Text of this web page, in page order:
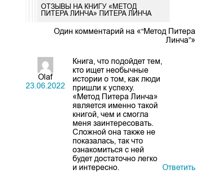
ОТЗЫВЫ НА КНИГУ «МЕТОД
ПИТЕРА ЛИНЧА» ПИТЕРА ЛИНЧА
Один комментарий на «“Метод Питера
Линча”»
Olaf
23.06.2022
Книга, что подойдет тем,
кто ищет необычные
истории о том, как люди
пришли к успеху.
«Метод Питера Линча»
является именно такой
книгой, чем и смогла
меня заинтересовать.
Сложной она также не
показалась, так что
ознакомиться с ней
будет достаточно легко
и интересно.
Ответить